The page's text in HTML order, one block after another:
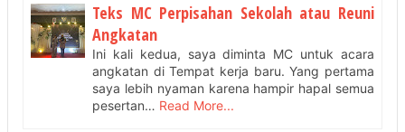
Teks MC Perpisahan Sekolah atau Reuni
Angkatan
Ini kali kedua, saya diminta MC untuk acara
angkatan di Tempat kerja baru. Yang pertama
saya lebih nyaman karena hampir hapal semua
pesertan… Read More...